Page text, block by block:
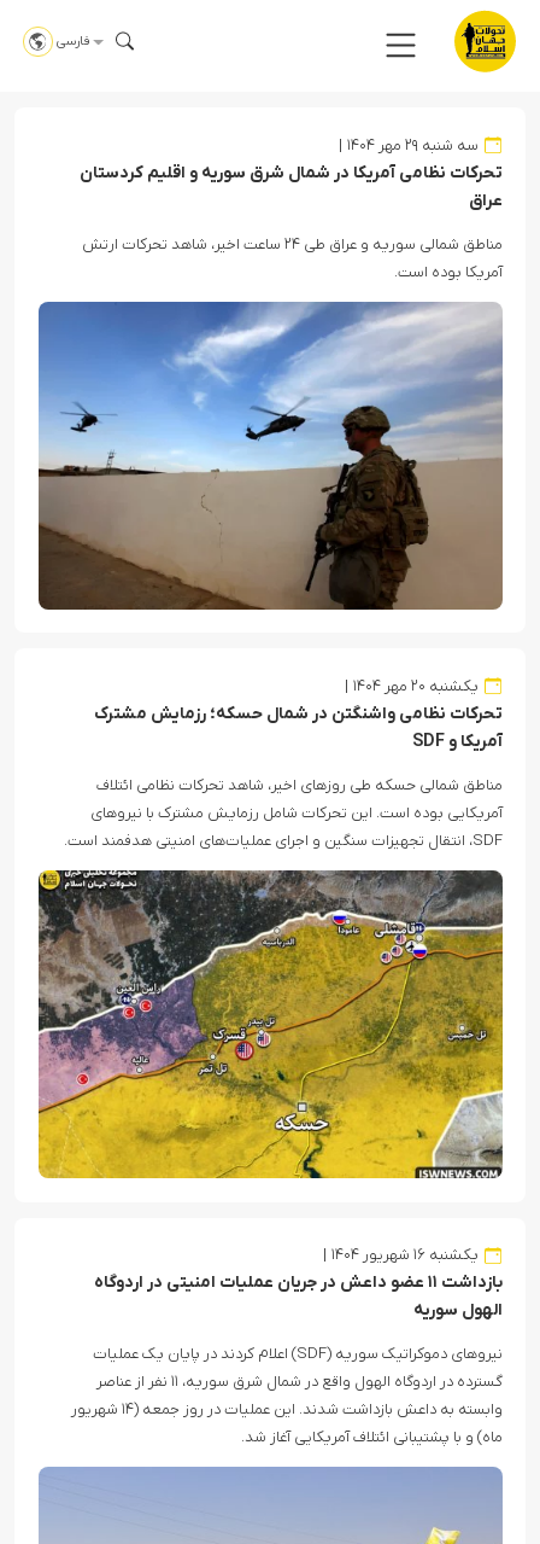
فارسی
سه شنبه ۲۹ مهر ۱۴۰۴
تحرکات نظامی آمریکا در شمال شرق سوریه و اقلیم کردستان
عراق
مناطق شمالی سوریه و عراق طی ۲۴ ساعت اخیر، شاهد تحرکات ارتش
آمریکا بوده است.
یکشنبه ۲۰ مهر ۱۴۰۴
تحرکات نظامی واشنگتن در شمال حسکه؛ رزمایش مشترک
آمریکا و SDF
مناطق شمالی حسکه طی روزهای اخیر، شاهد تحرکات نظامی ائتلاف
آمریکایی بوده است. این تحرکات شامل رزمایش مشترک با نیروهای
SDF، انتقال تجهیزات سنگین و اجرای عملیات‌های امنیتی هدفمند است.
یکشنبه ۱۶ شهریور ۱۴۰۴
بازداشت ۱۱ عضو داعش در جریان عملیات امنیتی در اردوگاه
الهول سوریه
نیروهای دموکراتیک سوریه (SDF) اعلام کردند در پایان یک عملیات
گسترده در اردوگاه الهول واقع در شمال شرق سوریه، ۱۱ نفر از عناصر
وابسته به داعش بازداشت شدند. این عملیات در روز جمعه (۱۴ شهریور
ماه) و با پشتیبانی ائتلاف آمریکایی آغاز شد.